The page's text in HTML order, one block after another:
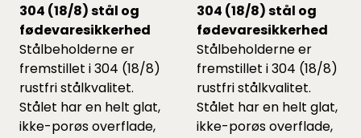
304 (18/8) stål og
fødevaresikkerhed
Stålbeholderne er
fremstillet i 304 (18/8)
rustfri stålkvalitet.
Stålet har en helt glat,
ikke-porøs overflade,
304 (18/8) stål og
fødevaresikkerhed
Stålbeholderne er
fremstillet i 304 (18/8)
rustfri stålkvalitet.
Stålet har en helt glat,
ikke-porøs overflade,